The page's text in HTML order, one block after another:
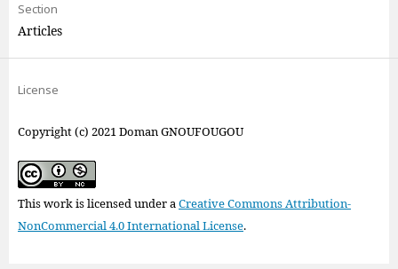
Section
Articles
License
Copyright (c) 2021 Doman GNOUFOUGOU
This work is licensed under aCreative Commons Attribution-
NonCommercial 4.0 International License.